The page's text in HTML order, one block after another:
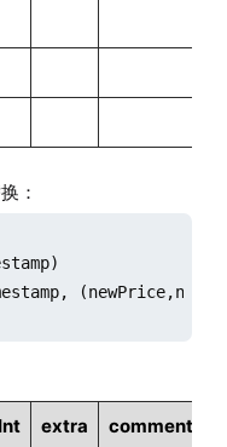
：
extra comment